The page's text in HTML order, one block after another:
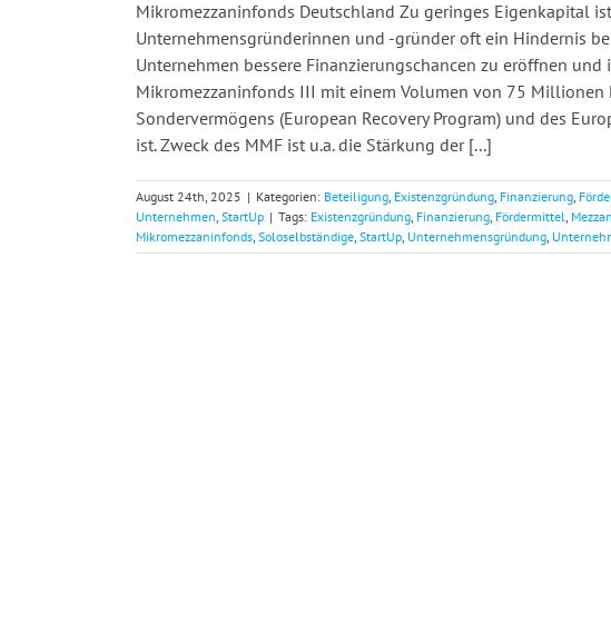
Mikromezzaninfonds Deutschland Zu geringes Eigenkapital
Unternehmensgründerinnen und -gründer oft ein Hindernis
Unternehmen bessere Finanzierungschancen zu eröffnen
Mikromezzaninfonds III mit einem Volumen von 75 Millionen
Sondervermögens (European Recovery Program) und des
ist. Zweck des MMF ist u.a. die Stärkung der [...]
August 24th, 2025 | Kategorien: Beteiligung Existenzgründung Finanzierung
Unternehmen StartUp | Tags: Existenzgründung Finanzierung Fördermittel
Mikromezzaninfonds Soloselbständige StartUp Unternehmensgründung